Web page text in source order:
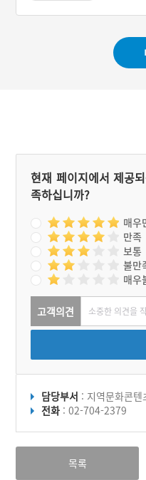
현재 페이지에서 제공
족하십니까?
매우
만족
보통
불만
매우
고객의견
담당부서 : 지역문화콘텐
전화 : 02-704-2379
목록